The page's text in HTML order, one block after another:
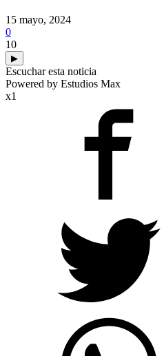
15 mayo, 2024
0
10
▶
Escuchar esta noticia
Powered by Estudios Max
x1